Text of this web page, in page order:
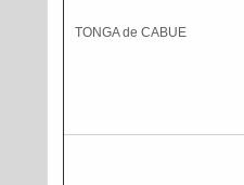
TONGA de CABUE